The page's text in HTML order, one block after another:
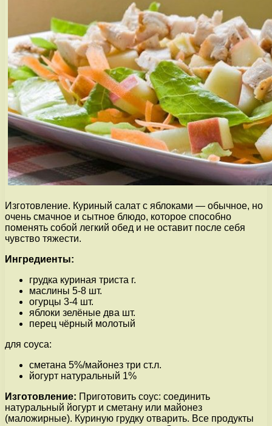
Изготовление. Куриный салат с яблоками — обычное, но
очень смачное и сытное блюдо, которое способно
поменять собой легкий обед и не оставит после себя
чувство тяжести.
Ингредиенты:
грудка куриная триста г.
маслины 5-8 шт.
огурцы 3-4 шт.
яблоки зелёные два шт.
перец чёрный молотый
для соуса:
сметана 5%/майонез три ст.л.
йогурт натуральный 1%
Изготовление: Приготовить соус: соединить
натуральный йогурт и сметану или майонез
(маложирные). Куриную грудку отварить. Все продукты